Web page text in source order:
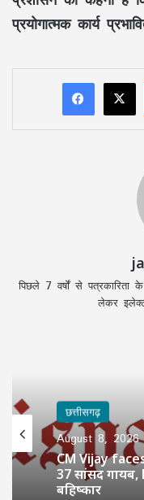
प्रयोगात्मक कार्य
पिछले 7 वर्षों से
लेकर
छत्तीसगढ़
August 8, 2026
CM Vijay
37 सांसद
बहिष्कार